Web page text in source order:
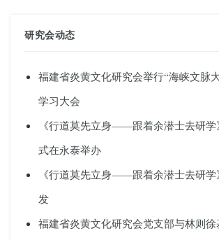
研究会动态
福建省炎黄文化研究会举行“海峡文脉
学习大会
《行道莫先立身——跟着余潜士去研学
式在永泰举办
《行道莫先立身——跟着余潜士去研学
发
福建省炎黄文化研究会党支部与林则